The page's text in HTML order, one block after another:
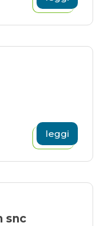
leggi
snc